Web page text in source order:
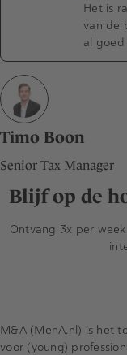
Het is
van de
al
Timo Boon
Senior Tax Manager
Blijf op de
Ontvang 3x per
M&A (MenA.nl) is het
voor (young)